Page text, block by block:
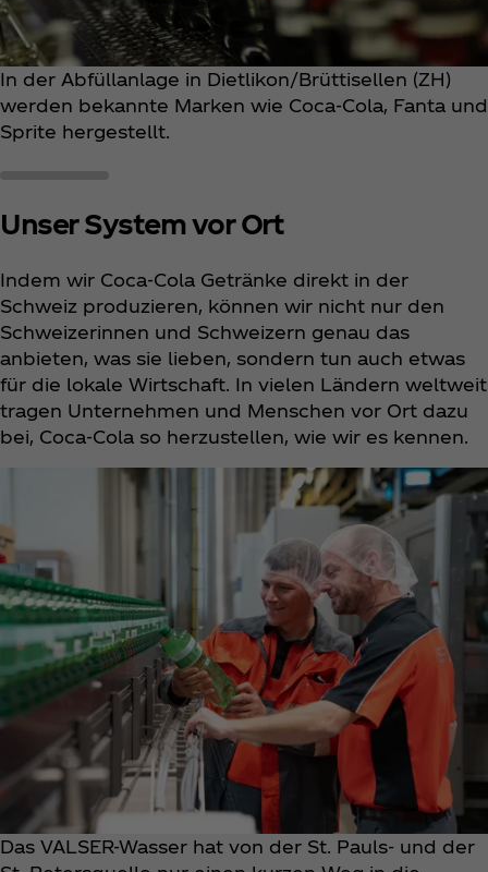
In der Abfüllanlage in Dietlikon/Brüttisellen (ZH)
werden bekannte Marken wie Coca‑Cola, Fanta und
Sprite hergestellt.
Unser System vor Ort
Indem wir Coca‑Cola Getränke direkt in der
Schweiz produzieren, können wir nicht nur den
Schweizerinnen und Schweizern genau das
anbieten, was sie lieben, sondern tun auch etwas
für die lokale Wirtschaft. In vielen Ländern weltweit
tragen Unternehmen und Menschen vor Ort dazu
bei, Coca‑Cola so herzustellen, wie wir es kennen.
Das VALSER-Wasser hat von der St. Pauls- und der